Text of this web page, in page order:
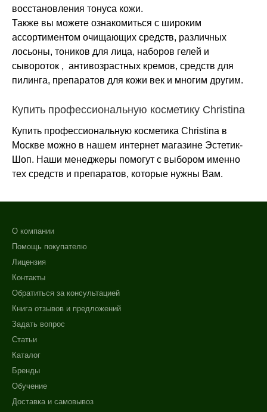
восстановления тонуса кожи.
Также вы можете ознакомиться с широким
ассортиментом очищающих средств, различных
лосьоны, тоников для лица, наборов гелей и
сывороток , антивозрастных кремов, средств для
пилинга, препаратов для кожи век и многим другим.
Купить профессиональную косметику Christina
Купить профессиональную косметика Christina в
Москве можно в нашем интернет магазине Эстетик-
Шоп. Наши менеджеры помогут с выбором именно
тех средств и препаратов, которые нужны Вам.
О компании
Помощь покупателю
Лицензия
Контакты
Обратиться за консультацией
Книга отзывов и предложений
Задать вопрос
Статьи
Каталог
Бренды
Обучение
Доставка и самовывоз